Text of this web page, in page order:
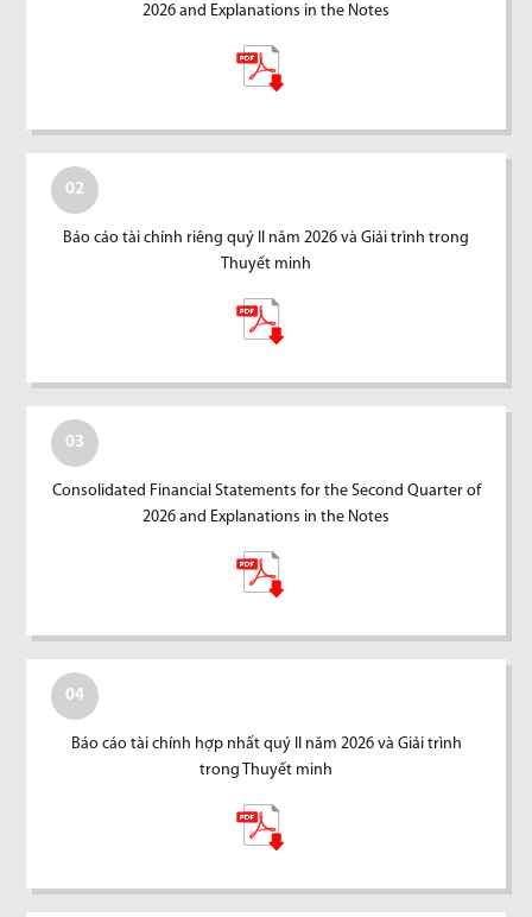
2026 and Explanations in the Notes
02
Báo cáo tài chính riêng quý II năm 2026 và Giải trình trong
Thuyết minh
03
Consolidated Financial Statements for the Second Quarter of
2026 and Explanations in the Notes
04
Báo cáo tài chính hợp nhất quý II năm 2026 và Giải trình
trong Thuyết minh